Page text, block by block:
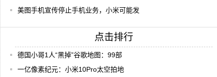
美图手机宣传停止手机业务，小米可能发
点击排行
德国小哥1人“黑掉”谷歌地图：99部
一亿像素纪元：小米10Pro太空拍地